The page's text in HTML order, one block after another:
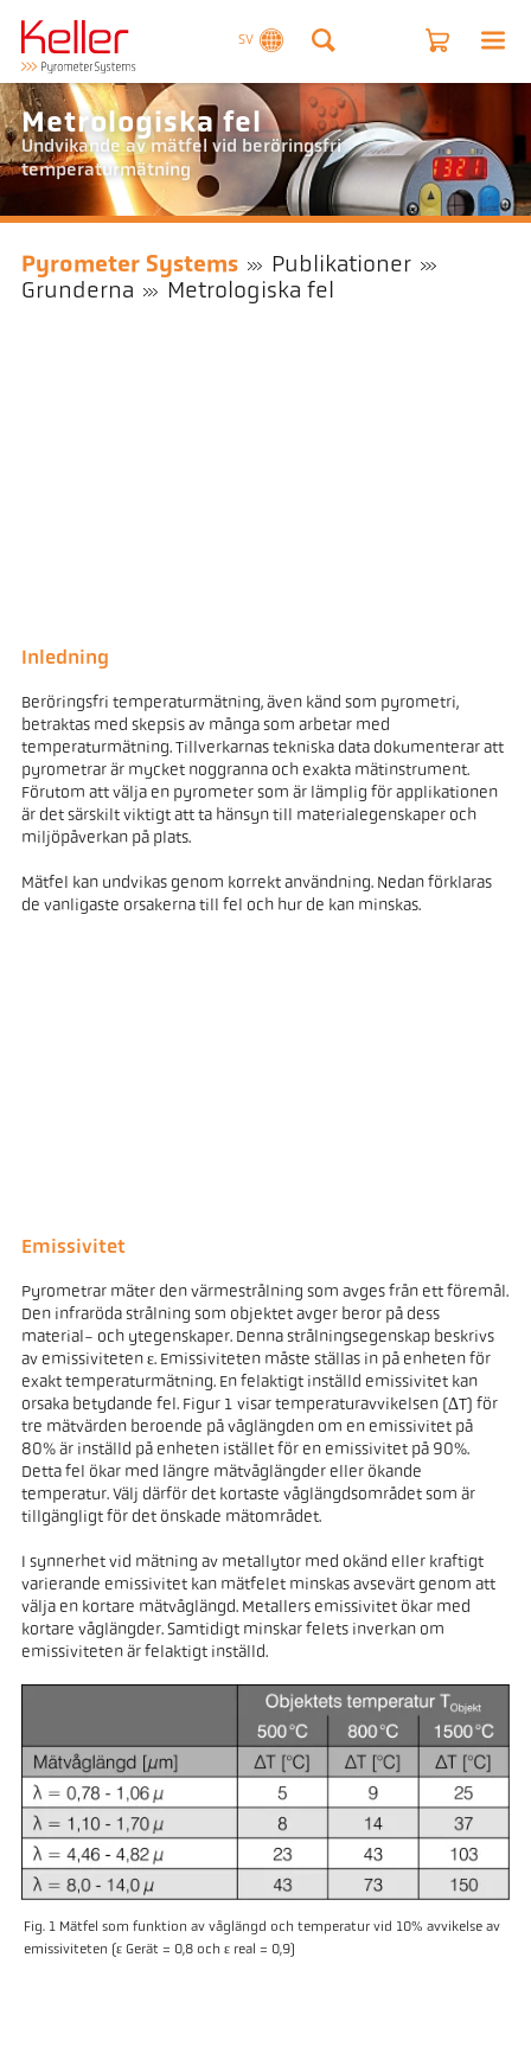
SV
Metrologiska fel
Undvikande av mätfel vid beröringsfri
temperaturmätning
Pyrometer Systems
Publikationer
Grunderna
Metrologiska fel
Inledning
Beröringsfri temperaturmätning, även känd som pyrometri,
betraktas med skepsis av många som arbetar med
temperaturmätning. Tillverkarnas tekniska data dokumenterar att
pyrometrar är mycket noggranna och exakta mätinstrument.
Förutom att välja en pyrometer som är lämplig för applikationen
är det särskilt viktigt att ta hänsyn till materialegenskaper och
miljöpåverkan på plats.
Mätfel kan undvikas genom korrekt användning. Nedan förklaras
de vanligaste orsakerna till fel och hur de kan minskas.
Emissivitet
Pyrometrar mäter den värmestrålning som avges från ett föremål.
Den infraröda strålning som objektet avger beror på dess
material- och ytegenskaper. Denna strålningsegenskap beskrivs
av emissiviteten ε. Emissiviteten måste ställas in på enheten för
exakt temperaturmätning. En felaktigt inställd emissivitet kan
orsaka betydande fel. Figur 1 visar temperaturavvikelsen (ΔT) för
tre mätvärden beroende på våglängden om en emissivitet på
80% är inställd på enheten istället för en emissivitet på 90%.
Detta fel ökar med längre mätvåglängder eller ökande
temperatur. Välj därför det kortaste våglängdsområdet som är
tillgängligt för det önskade mätområdet.
I synnerhet vid mätning av metallytor med okänd eller kraftigt
varierande emissivitet kan mätfelet minskas avsevärt genom att
välja en kortare mätvåglängd. Metallers emissivitet ökar med
kortare våglängder. Samtidigt minskar felets inverkan om
emissiviteten är felaktigt inställd.
Fig. 1 Mätfel som funktion av våglängd och temperatur vid 10% avvikelse av
emissiviteten (ε Gerät = 0,8 och ε real = 0,9)